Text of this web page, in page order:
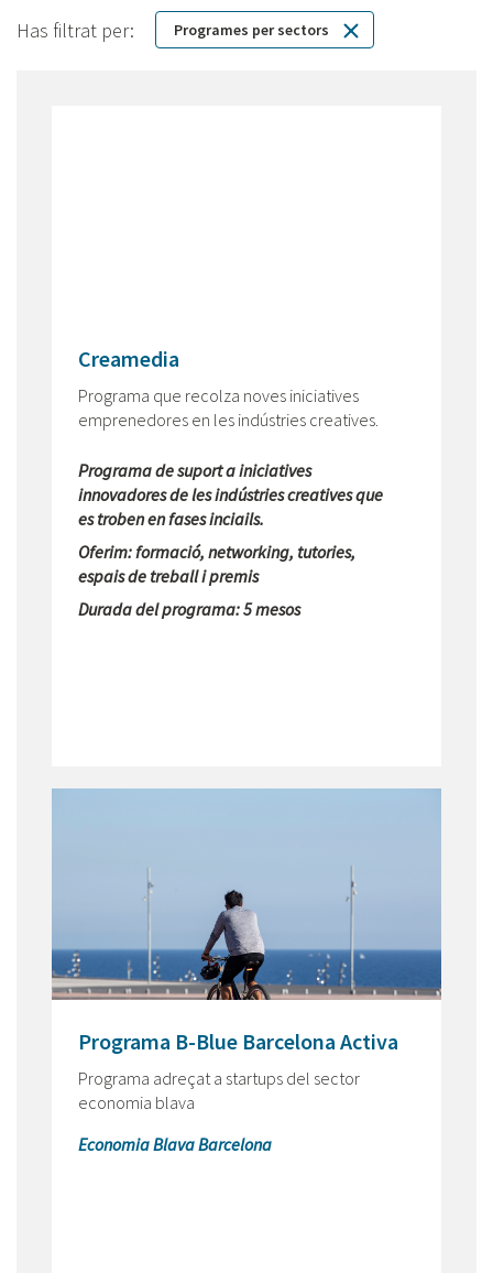
Has filtrat per: Programes per sectors
Creamedia
Programa que recolza noves iniciatives
emprenedores en les indústries creatives.
Programa de suport a iniciatives
innovadores de les indústries creatives que
es troben en fases inciails.
Oferim: formació, networking, tutories,
espais de treball i premis
Durada del programa: 5 mesos
Programa B-Blue Barcelona Activa
Programa adreçat a startups del sector
economia blava
Economia Blava Barcelona